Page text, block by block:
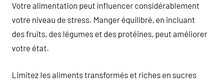
Votre alimentation peut influencer considérablement
votre niveau de stress. Manger équilibré, en incluant
des fruits, des légumes et des protéines, peut améliorer
votre état.
Limitez les aliments transformés et riches en sucres